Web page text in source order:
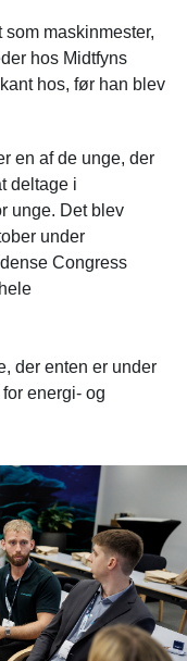
maskinmester,
hos Midtfyns
hos, før han blev
en af de unge, der
deltage i
unge. Det blev
under
Congress
der enten er under
energi- og